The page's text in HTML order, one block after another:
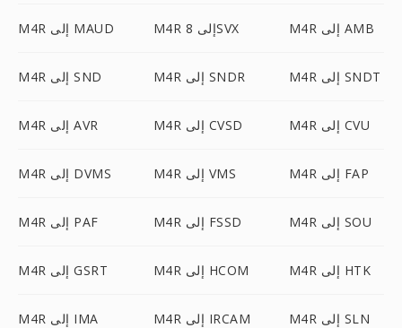
M4R إلى MAUD M4R إلى 8SVX M4R إلى AMB
M4R إلى SND M4R إلى SNDR M4R إلى SNDT
M4R إلى AVR M4R إلى CVSD M4R إلى CVU
M4R إلى DVMS M4R إلى VMS M4R إلى FAP
M4R إلى PAF M4R إلى FSSD M4R إلى SOU
M4R إلى GSRT M4R إلى HCOM M4R إلى HTK
M4R إلى IMA M4R إلى IRCAM M4R إلى SLN